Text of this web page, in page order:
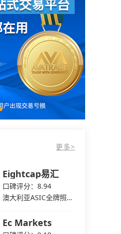
更多>
Eightcap易汇
口碑评分：8.94
澳大利亚ASIC全牌照
Ec Markets